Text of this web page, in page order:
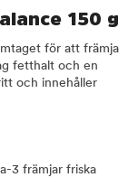
150 g
för att främja
fetthalt och en
och innehåller
3 främjar friska